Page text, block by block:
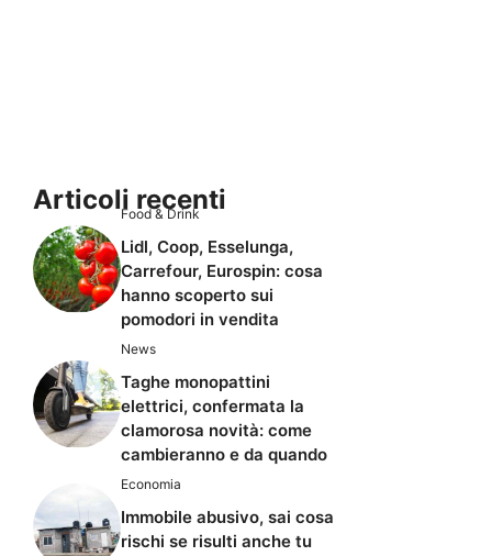
Articoli recenti
Food & Drink
Lidl, Coop, Esselunga,
Carrefour, Eurospin: cosa
hanno scoperto sui
pomodori in vendita
News
Taghe monopattini
elettrici, confermata la
clamorosa novità: come
cambieranno e da quando
Economia
Immobile abusivo, sai cosa
rischi se risulti anche tu